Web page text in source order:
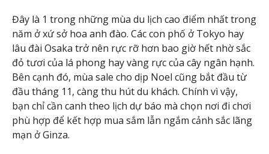
Đây là 1 trong những mùa du lịch cao điểm nhất trong
năm ở xứ sở hoa anh đào. Các con phố ở Tokyo hay
lâu đài Osaka trở nên rực rỡ hơn bao giờ hết nhờ sắc
đỏ tươi của lá phong hay vàng rực của cây ngân hạnh.
Bên cạnh đó, mùa sale cho dịp Noel cũng bắt đầu từ
đầu tháng 11, càng thu hút du khách. Chính vì vậy,
bạn chỉ cần canh theo lịch dự báo mà chọn nơi đi chơi
phù hợp để kết hợp mua sắm lẫn ngắm cảnh sắc lãng
mạn ở Ginza.